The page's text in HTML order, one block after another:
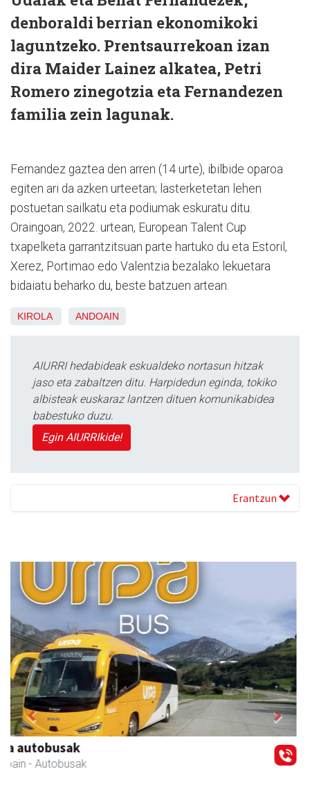
denboraldi berrian ekonomikoki
laguntzeko. Prentsaurrekoan izan
dira Maider Lainez alkatea, Petri
Romero zinegotzia eta Fernandezen
familia zein lagunak.
Fernandez gaztea den arren (14 urte), ibilbide oparoa
egiten ari da azken urteetan; lasterketetan lehen
postuetan sailkatu eta podiumak eskuratu ditu.
Oraingoan, 2022. urtean, European Talent Cup
txapelketa garrantzitsuan parte hartuko du eta Estoril,
Xerez, Portimao edo Valentzia bezalako lekuetara
bidaiatu beharko du, beste batzuen artean.
KIROLA ANDOAIN
AIURRI hedabideak eskualdeko nortasun hitzak
jaso eta zabaltzen ditu. Harpidedun eginda, tokiko
albisteak euskaraz lantzen dituen komunikabidea
babestuko duzu.
Egin AIURRIkide!
Erantzun
Kulunka aeroyoga zentroa
Andoain - Aeroyoga
Previous Next